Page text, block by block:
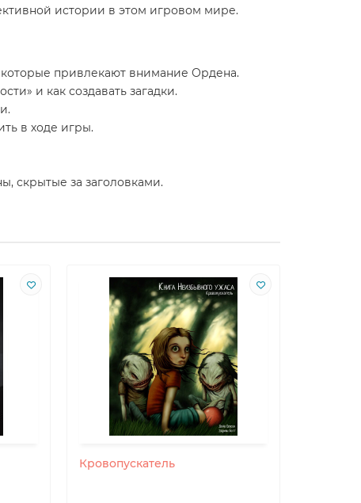
истории в этом игровом мире.
привлекают внимание Ордена.
и как создавать загадки.
в ходе игры.
скрытые за заголовками.
Кровопускатель